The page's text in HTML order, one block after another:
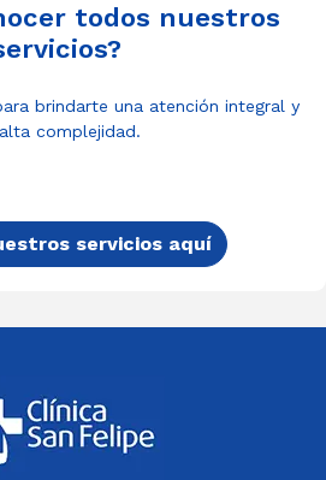
todos nuestros
brindarte una atención integral y
complejidad.
servicios aquí